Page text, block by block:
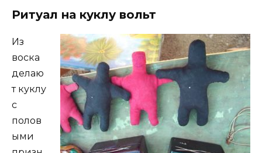
Ритуал на куклу вольт
Из
воска
делаю
т куклу
с
полов
ыми